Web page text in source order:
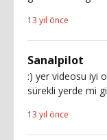
13 yıl önce
Sanalpilot
:) yer videosu iyi
sürekli yerde mi
13 yıl önce